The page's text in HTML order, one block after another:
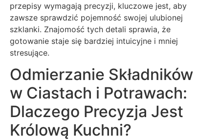
przepisy wymagają precyzji, kluczowe jest, aby
zawsze sprawdzić pojemność swojej ulubionej
szklanki. Znajomość tych detali sprawia, że
gotowanie staje się bardziej intuicyjne i mniej
stresujące.
Odmierzanie Składników
w Ciastach i Potrawach:
Dlaczego Precyzja Jest
Królową Kuchni?